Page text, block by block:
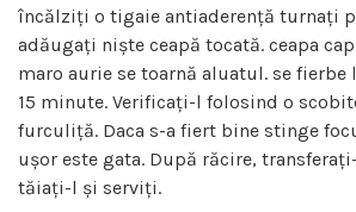
încălziți o tigaie antiaderență turnați
adăugați niște ceapă tocată. ceapa
maro aurie se toarnă aluatul. se
15 minute. Verificați-l folosind o
furculiță. Daca s-a fiert bine stinge
ușor este gata. După răcire,
tăiați-l și serviți.